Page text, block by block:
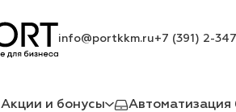
info@portkkm.ru+7 (391) 2-
Акции и бонусы Автоматизация